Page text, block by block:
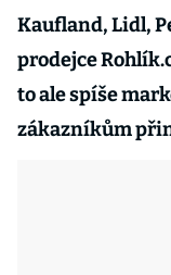
Kaufland, Lidl,
prodejce
to ale spíše
zákazníkům